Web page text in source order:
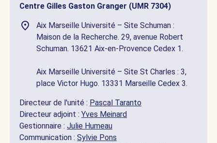
Centre Gilles Gaston Granger (UMR 7304)
Aix Marseille Université – Site Schuman :
Maison de la Recherche. 29, avenue Robert
Schuman. 13621 Aix-en-Provence Cedex 1.
Aix Marseille Université – Site St Charles : 3,
place Victor Hugo. 13331 Marseille Cedex 3.
Directeur de l'unité : Pascal Taranto
Directeur adjoint : Yves Meinard
Gestionnaire : Julie Humeau
Communication : Sylvie Pons